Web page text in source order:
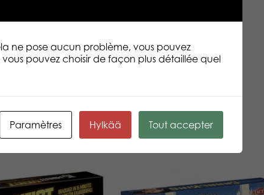
ne pose aucun problème, vous pouvez
pouvez choisir de façon plus détaillée quel
Paramètres Hylkää Tout accepter